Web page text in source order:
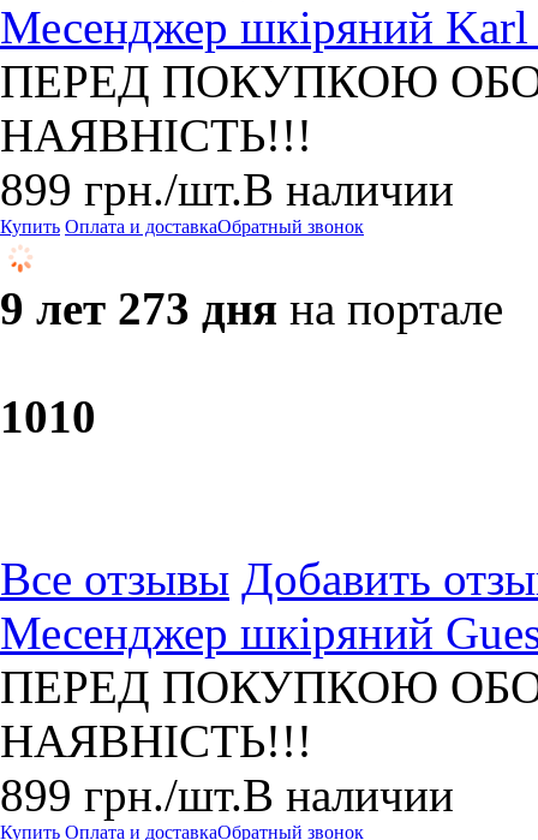
Месенджер шкіряний Karl
ПЕРЕД ПОКУПКОЮ
НАЯВНІСТЬ!!!
899 грн./шт.В наличии
Купить Оплата и доставкаОбратный звонок
9 лет 273 дня на портале
1010
Все отзывы Добавить
Месенджер шкіряний
ПЕРЕД ПОКУПКОЮ
НАЯВНІСТЬ!!!
899 грн./шт.В наличии
Купить Оплата и доставкаОбратный звонок